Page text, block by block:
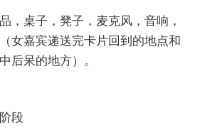
，桌子，凳子，麦克风，音响，
女嘉宾递送完卡片回到的地点和
后呆的地方）。
段